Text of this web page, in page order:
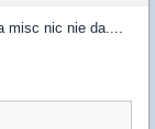
misc nic nie da....